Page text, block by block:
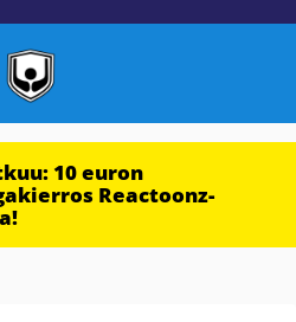
10 euron
Reactoonz-